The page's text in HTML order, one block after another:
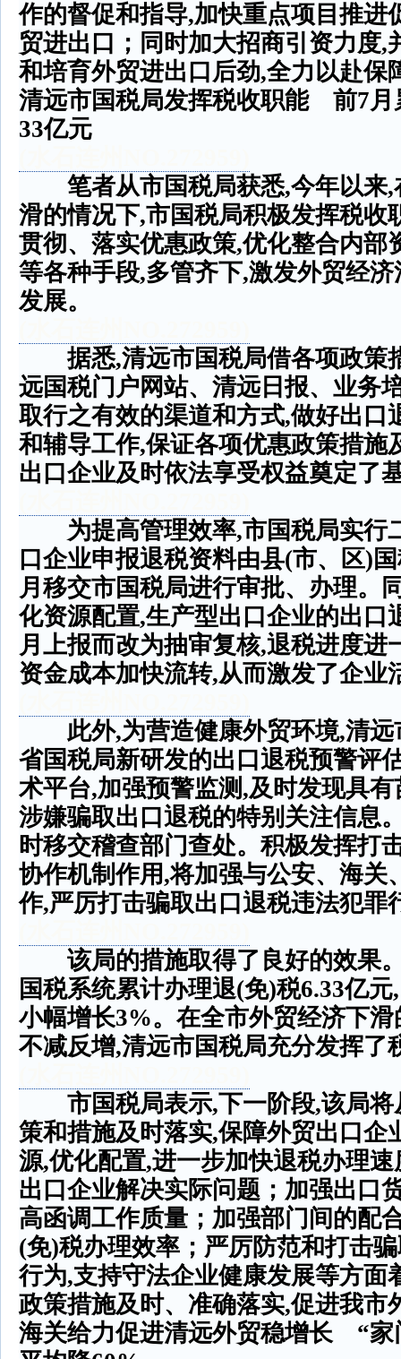
作的督促和指导,加快重点项目推进
贸进出口；同时加大招商引资力度,
和培育外贸进出口后劲,全力以赴保
清远市国税局发挥税收职能 前7
33亿元
笔者从市国税局获悉,今年以来,
滑的情况下,市国税局积极发挥税收
贯彻、落实优惠政策,优化整合内部
等各种手段,多管齐下,激发外贸经济
发展。
据悉,清远市国税局借各项政策
远国税门户网站、清远日报、业务
取行之有效的渠道和方式,做好出口
和辅导工作,保证各项优惠政策措施
出口企业及时依法享受权益奠定了
为提高管理效率,市国税局实行
口企业申报退税资料由县(市、区)
月移交市国税局进行审批、办理。
化资源配置,生产型出口企业的出口
月上报而改为抽审复核,退税进度进
资金成本加快流转,从而激发了企业
此外,为营造健康外贸环境,清远
省国税局新研发的出口退税预警评
术平台,加强预警监测 ,及时发现具
涉嫌骗取出口退税的特别关注信息
时移交稽查部门查处。积极发挥打
协作机制作用 ,将加强与公安、海关
作,严厉打击骗取出口退税违法犯罪
该局的措施取得了良好的效果
国税系统累计办理退(免)税6.33亿元,
小幅增长3%。在全市外贸经济下
不减反增,清远市国税局充分发挥了
市国税局表示,下一阶段,该局将
策和措施及时落实,保障外贸出口企
源,优化配置,进一步加快退税办理
出口企业解决实际问题；加强出口
高函调工作质量；加强部门间的配
(免)税办理效率；严厉防范和打击
行为,支持守法企业健康发展等方面
政策措施及时、准确落实,促进我市
海关给力促进清远外贸稳增长 “家